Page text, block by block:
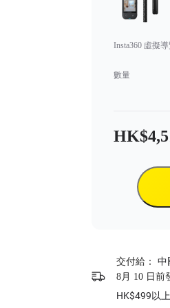
Insta360 虛擬
數量
交付給：
中
8月 10 日前
HK$499以